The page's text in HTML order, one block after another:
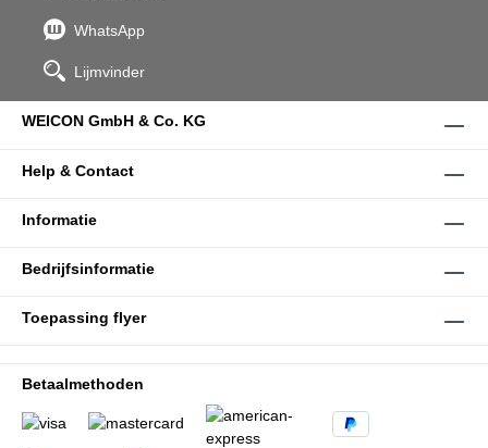
WhatsApp
Lijmvinder
WEICON GmbH & Co. KG
Help & Contact
Informatie
Bedrijfsinformatie
Toepassing flyer
Betaalmethoden